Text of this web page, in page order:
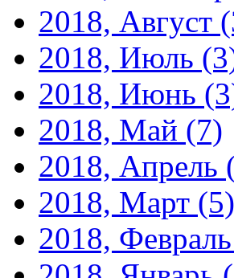
2018, Август
2018, Июль
2018, Июнь
2018, Май (7)
2018, Апрель
2018, Март (5)
2018, Февраль